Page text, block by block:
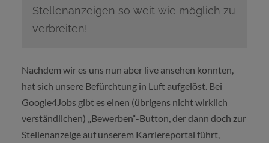
Stellenanzeigen so weit wie möglich zu
verbreiten!
Nachdem wir es uns nun aber live ansehen konnten,
hat sich unsere Befürchtung in Luft aufgelöst. Bei
Google4Jobs gibt es einen (übrigens nicht wirklich
verständlichen) „Bewerben“-Button, der dann doch zur
Stellenanzeige auf unserem Karriereportal führt,